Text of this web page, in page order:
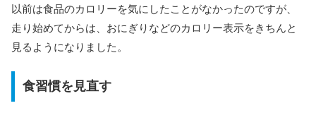
以前は食品のカロリーを気にしたことがなかったのですが、
走り始めてからは、おにぎりなどのカロリー表示をきちんと
見るようになりました。
食習慣を見直す